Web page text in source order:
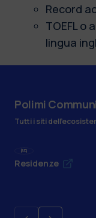
Record
TOEFL o
lingua
Polimi
Tutti i siti
Residenze